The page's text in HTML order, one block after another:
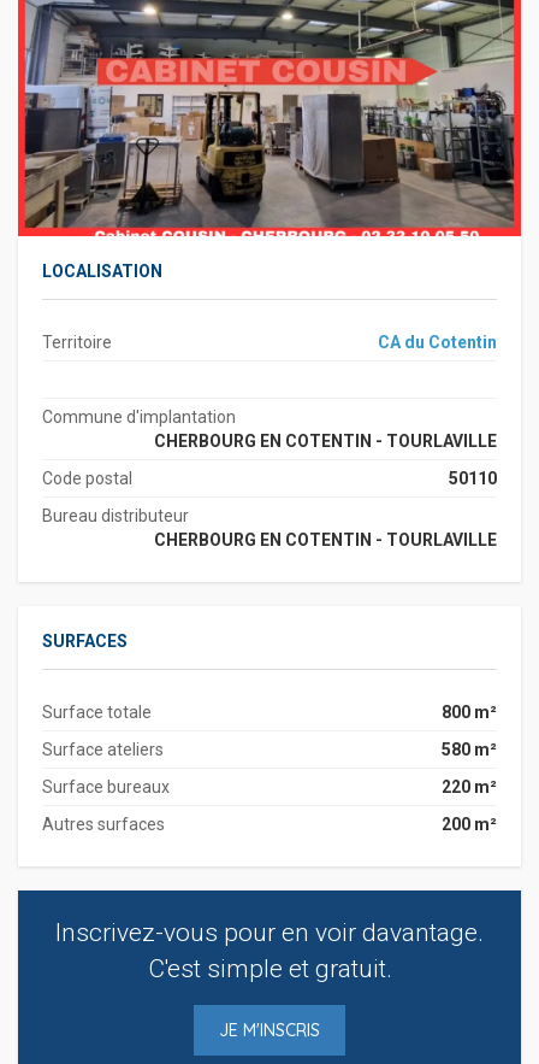
LOCALISATION
Territoire CA du Cotentin
Commune d'implantation
CHERBOURG EN COTENTIN - TOURLAVILLE
Code postal
50110
Bureau distributeur
CHERBOURG EN COTENTIN - TOURLAVILLE
SURFACES
Surface totale
800 m²
Surface ateliers
580 m²
Surface bureaux
220 m²
Autres surfaces
200 m²
Inscrivez-vous pour en voir davantage.
C'est simple et gratuit.
JE M'INSCRIS